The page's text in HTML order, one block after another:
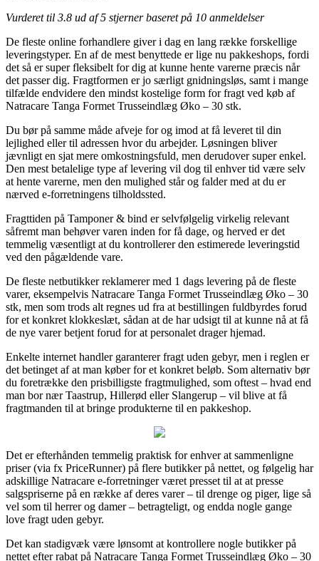
Vurderet til 3.8 ud af 5 stjerner baseret på 10 anmeldelser
De fleste online forhandlere giver i dag en lang række forskellige
leveringstyper. En af de mest benyttede er lige nu pakkeshops, fordi
det så er super fleksibelt for dig at kunne hente varerne præcis når
det passer dig. Fragtformen er jo særligt gnidningsløs, samt i mange
tilfælde endvidere den mindst kostelige form for fragt ved køb af
Natracare Tanga Formet Trusseindlæg Øko – 30 stk.
Du bør på samme måde afveje for og imod at få leveret til din
lejlighed eller til adressen hvor du arbejder. Løsningen bliver
jævnligt en sjat mere omkostningsfuld, men derudover super enkel.
Den mest betalelige type af levering vil dog til enhver tid være selv
at hente varerne, men den mulighed står og falder med at du er
nærved e-forretningens tilholdssted.
Fragttiden på Tamponer & bind er selvfølgelig virkelig relevant
såfremt man behøver varen inden for få dage, og herved er det
temmelig væsentligt at du kontrollerer den estimerede leveringstid
ved den pågældende vare.
De fleste netbutikker reklamerer med 1 dags levering på de fleste
varer, eksempelvis Natracare Tanga Formet Trusseindlæg Øko – 30
stk, men som trods alt regnes ud fra at bestillingen fuldbyrdes forud
for et konkret klokkeslæt, sådan at de har udsigt til at kunne nå at få
de nye varer betjent forud for at personalet drager hjemad.
Enkelte internet handler garanterer fragt uden gebyr, men i reglen er
det betinget af at man køber for et konkret beløb. Som alternativ bør
du foretrække den prisbilligste fragtmulighed, som oftest – hvad end
man bor nær Taastrup, Hillerød eller Slangerup – vil blive at få
fragtmanden til at bringe produkterne til en pakkeshop.
Det er efterhånden temmelig praktisk for enhver at sammenligne
priser (via fx PriceRunner) på flere butikker på nettet, og følgelig har
adskillige Natracare e-forretninger været presset til at at presse
salgspriserne på en række af deres varer – til drenge og piger, lige så
vel som til herrer og damer – betragteligt, og endda nogle gange
love fragt uden gebyr.
Det kan stadigvæk være lønsomt at kontrollere nogle butikker på
nettet efter rabat på Natracare Tanga Formet Trusseindlæg Øko – 30